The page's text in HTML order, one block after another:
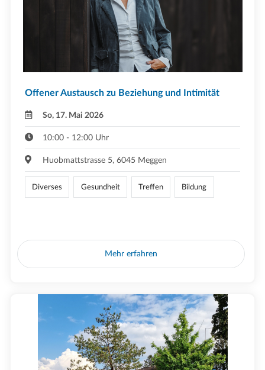
Offener Austausch zu Beziehung und Intimität
So, 17. Mai 2026
10:00 - 12:00 Uhr
Huobmattstrasse 5, 6045 Meggen
Diverses Gesundheit Treffen Bildung
Mehr erfahren